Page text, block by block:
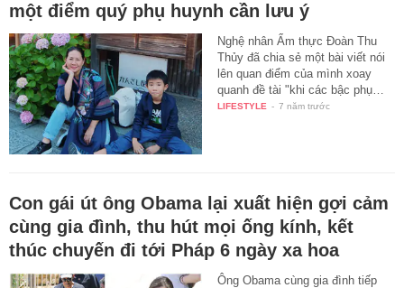
một điểm quý phụ huynh cần lưu ý
Nghệ nhân Ẩm thực Đoàn Thu
Thủy đã chia sẻ một bài viết nói
lên quan điểm của mình xoay
quanh đề tài "khi các bậc phụ…
LIFESTYLE - 7 năm trước
Con gái út ông Obama lại xuất hiện gợi cảm
cùng gia đình, thu hút mọi ống kính, kết
thúc chuyến đi tới Pháp 6 ngày xa hoa
Ông Obama cùng gia đình tiếp